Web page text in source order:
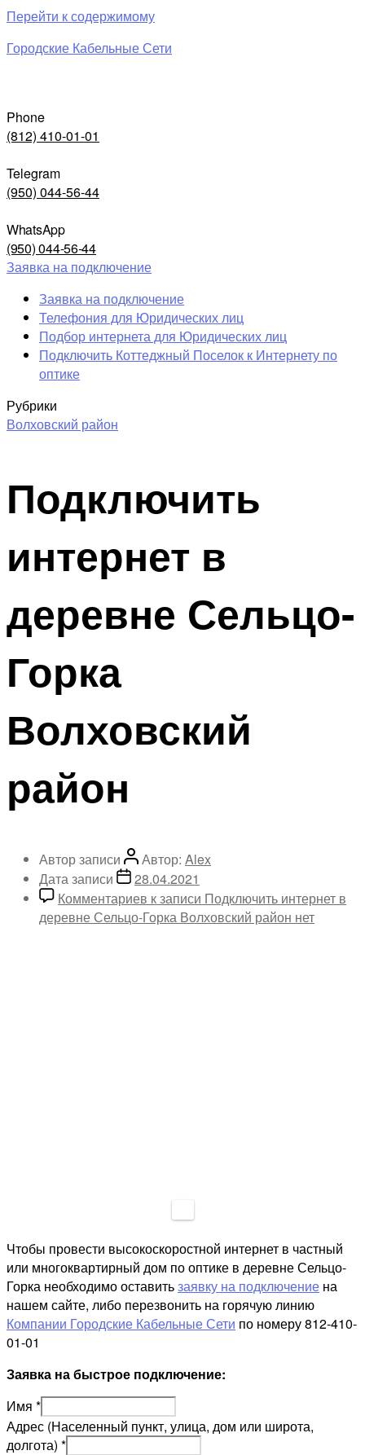
Перейти к содержимому
Городские Кабельные Сети
Phone
(812) 410-01-01
Telegram
(950) 044-56-44
WhatsApp
(950) 044-56-44
Заявка на подключение
Заявка на подключение
Телефония для Юридических лиц
Подбор интернета для Юридических лиц
Подключить Коттеджный Поселок к Интернету по
оптике
Рубрики
Волховский район
Подключить
интернет в
деревне Сельцо-
Горка
Волховский
район
Автор записи Автор: Alex
Дата записи
28.04.2021
Комментариев к записи Подключить интернет в
деревне Сельцо-Горка Волховский район нет
Чтобы провести высокоскоростной интернет в частный
или многоквартирный дом по оптике в деревне Сельцо-
Горка необходимо оставитьзаявку на подключение на
нашем сайте, либо перезвонить на горячую линию
Компании Городские Кабельные Сети по номеру 812-410-
01-01
Заявка на быстрое подключение:
Имя *
Адрес (Населенный пункт, улица, дом или широта,
долгота) *